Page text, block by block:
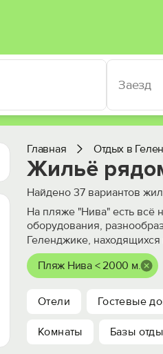
Главная Отдых в
Жильё
Найдено 37 вариантов
На пляже "Нива" есть всё
оборудования,
Геленджике, находящихся
Пляж Нива < 2000 м.
Отели Гостевые
Комнаты Базы